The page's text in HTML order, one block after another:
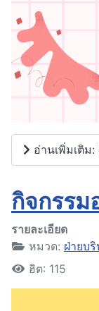
อ่านเพิ่มเติม
กิจกรรม
รายละเอียด
หมวด: ฝ่ายบ
ฮิต: 115